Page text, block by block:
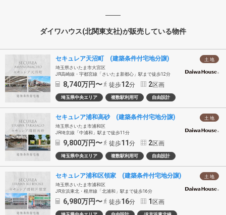
ダイワハウス(北関東支社)が販売している物件
土 地
セキュレア天沼町 (建築条件付宅地分譲)
埼玉県さいたま市大宮区
JR高崎線・宇都宮線「さいたま新都心」駅まで徒歩12分
8,740万円〜 徒歩12分 2区画
埼玉県中央エリア 複数駅利用可 自由設計
土 地
セキュレア浦和高砂 (建築条件付宅地分譲)
埼玉県さいたま市浦和区
JR埼京線「中浦和」駅まで徒歩11分
9,800万円〜 徒歩11 分 2区画
埼玉県中央エリア 複数駅利用可 自由設計
土 地
セキュレア浦和区領家 (建築条件付宅地分譲)
埼玉県さいたま市浦和区
JR京浜東北・根岸線「北浦和」駅まで徒歩16分
6,980万円〜 徒歩16分 1 区画